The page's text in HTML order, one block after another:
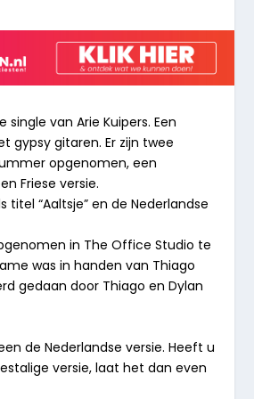
single van Arie Kuipers. Een
gypsy gitaren. Er zijn twee
opgenomen, een
Friese versie.
titel “Aaltsje” en de Nederlandse
in The Office Studio te
was in handen van Thiago
gedaan door Thiago en Dylan
de Nederlandse versie. Heeft u
versie, laat het dan even